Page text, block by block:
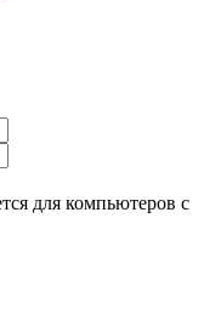
для компьютеров с